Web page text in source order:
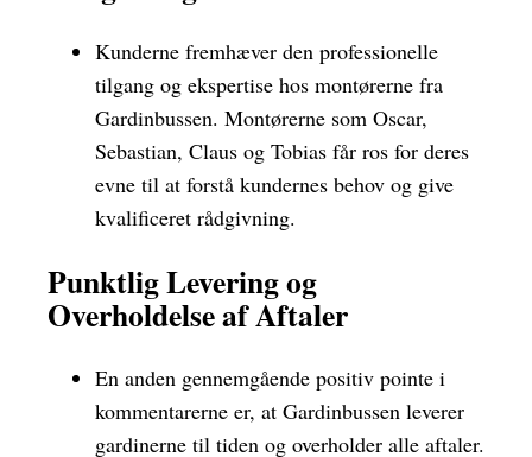
Kunderne fremhæver den professionelle
tilgang og ekspertise hos montørerne fra
Gardinbussen. Montørerne som Oscar,
Sebastian, Claus og Tobias får ros for deres
evne til at forstå kundernes behov og give
kvalificeret rådgivning.
Punktlig Levering og
Overholdelse af Aftaler
En anden gennemgående positiv pointe i
kommentarerne er, at Gardinbussen leverer
gardinerne til tiden og overholder alle aftaler.